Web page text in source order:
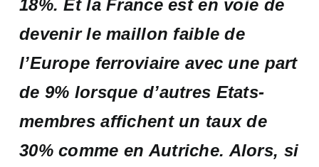
18%. Et la France est en voie de
devenir le maillon faible de
l’Europe ferroviaire avec une part
de 9% lorsque d’autres Etats-
membres affichent un taux de
30% comme en Autriche. Alors, si